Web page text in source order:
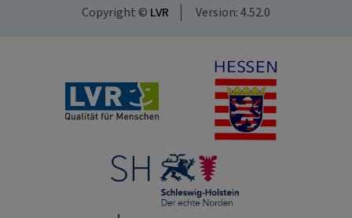
Copyright © LVR Version: 4.52.0